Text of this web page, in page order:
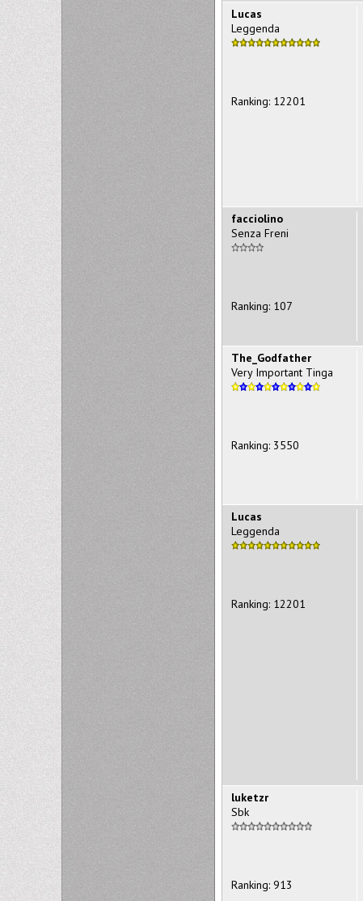
Lucas
Leggenda
Ranking: 12201
facciolino
Senza Freni
Ranking: 107
The_Godfather
Very Important Tinga
Ranking: 3550
Lucas
Leggenda
Ranking: 12201
luketzr
Sbk
Ranking: 913